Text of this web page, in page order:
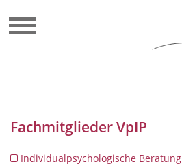
Fachmitglieder VpIP
Individualpsychologische Beratung